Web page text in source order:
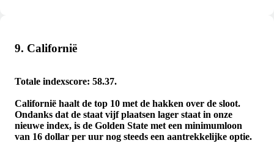
9. Californië
Totale indexscore: 58.37.
Californië haalt de top 10 met de hakken over de sloot.
Ondanks dat de staat vijf plaatsen lager staat in onze
nieuwe index, is de Golden State met een minimumloon
van 16 dollar per uur nog steeds een aantrekkelijke optie.